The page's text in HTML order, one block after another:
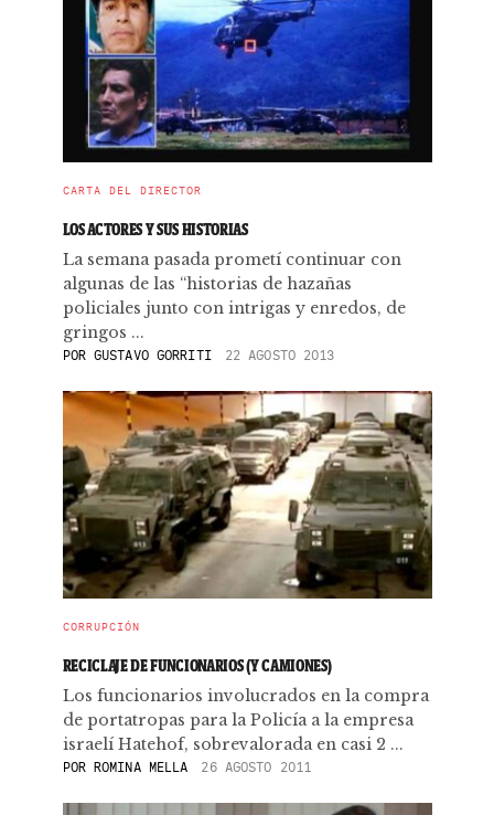
CARTA DEL DIRECTOR
LOS ACTORES Y SUS HISTORIAS
La semana pasada prometí continuar con
algunas de las “historias de hazañas
policiales junto con intrigas y enredos, de
gringos ...
POR GUSTAVO GORRITI 22 AGOSTO 2013
CORRUPCIÓN
RECICLAJE DE FUNCIONARIOS (Y CAMIONES)
Los funcionarios involucrados en la compra
de portatropas para la Policía a la empresa
israelí Hatehof, sobrevalorada en casi 2 ...
POR ROMINA MELLA 26 AGOSTO 2011